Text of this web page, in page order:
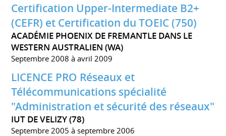
Certification Upper-Intermediate B2+
(CEFR) et Certification du TOEIC (750)
ACADÉMIE PHOENIX DE FREMANTLE DANS LE
WESTERN AUSTRALIEN (WA)
Septembre 2008 à avril 2009
LICENCE PRO Réseaux et
Télécommunications spécialité
"Administration et sécurité des réseaux"
IUT DE VELIZY (78)
Septembre 2005 à septembre 2006